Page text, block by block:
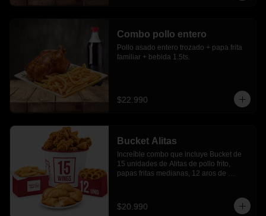
Combo pollo entero
Pollo asado entero trozado + papa frita
familiar + bebida 1.5ts.
$22.990
Bucket Alitas
Increíble combo que incluye Bucket de
15 unidades de Alitas de pollo frito,
papas fritas medianas, 12 aros de
$20.990